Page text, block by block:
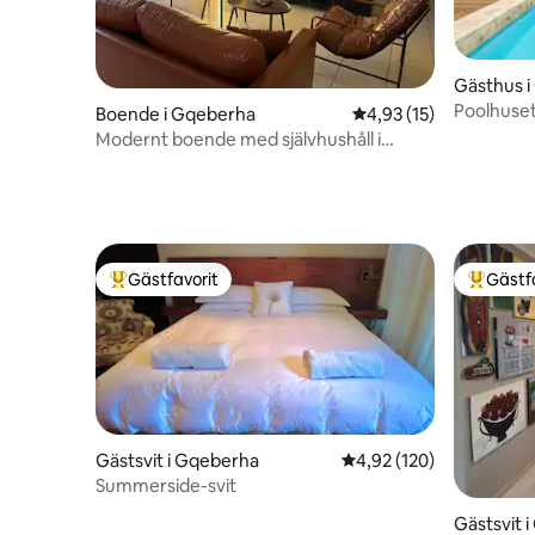
Boende i Gqeberha 4,93 av 5 i
4,93 (15)
Modernt boende med självhushåll i
Gästhus
Populär gästfavorit
Gästfavorit
Gästsvit i Gqeberha 4,92 av 5 i
4,92 (120)
Summerside-svit
Gästsvit